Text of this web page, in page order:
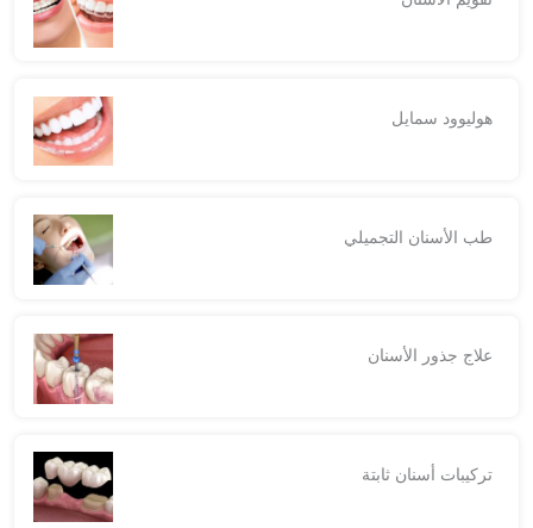
هوليوود سمايل
طب الأسنان التجميلي
علاج جذور الأسنان
ترکیبات أسنان ثابتة